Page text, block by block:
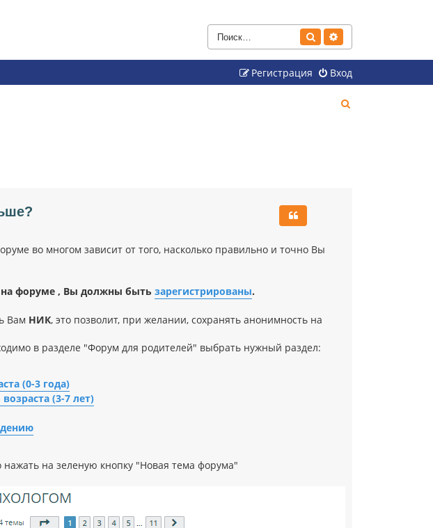
Поиск
Вход
Регистрация
во многом зависит от того, насколько правильно и точно Вы
на форуме , Вы должны бытьзарегистрированы.
Вам НИК, это позволит, при желании, сохранять анонимность на
в разделе "Форум для родителей" выбрать нужный раздел:
(0-3 года)
(3-7 лет)
на зеленую кнопку "Новая тема форума"